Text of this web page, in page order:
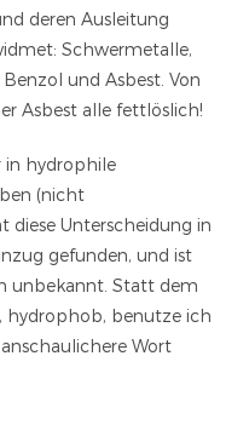
deren Ausleitung
Schwermetalle,
und Asbest. Von
Asbest alle fettlöslich!
in hydrophile
(nicht
diese Unterscheidung in
gefunden, und ist
unbekannt. Statt dem
hydrophob, benutze ich
Wort